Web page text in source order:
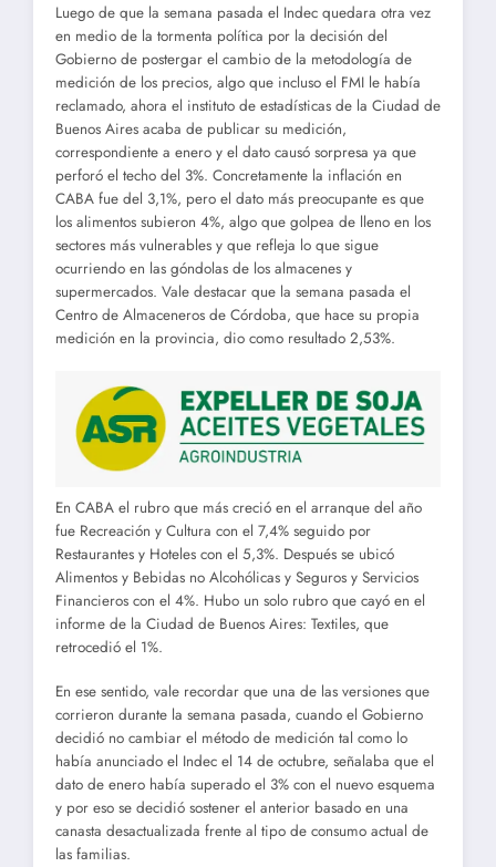
Luego de que la semana pasada el Indec quedara otra vez
en medio de la tormenta política por la decisión del
Gobierno de postergar el cambio de la metodología de
medición de los precios, algo que incluso el FMI le había
reclamado, ahora el instituto de estadísticas de la Ciudad de
Buenos Aires acaba de publicar su medición,
correspondiente a enero y el dato causó sorpresa ya que
perforó el techo del 3%. Concretamente la inflación en
CABA fue del 3,1%, pero el dato más preocupante es que
los alimentos subieron 4%, algo que golpea de lleno en los
sectores más vulnerables y que refleja lo que sigue
ocurriendo en las góndolas de los almacenes y
supermercados. Vale destacar que la semana pasada el
Centro de Almaceneros de Córdoba, que hace su propia
medición en la provincia, dio como resultado 2,53%.
En CABA el rubro que más creció en el arranque del año
fue Recreación y Cultura con el 7,4% seguido por
Restaurantes y Hoteles con el 5,3%. Después se ubicó
Alimentos y Bebidas no Alcohólicas y Seguros y Servicios
Financieros con el 4%. Hubo un solo rubro que cayó en el
informe de la Ciudad de Buenos Aires: Textiles, que
retrocedió el 1%.
En ese sentido, vale recordar que una de las versiones que
corrieron durante la semana pasada, cuando el Gobierno
decidió no cambiar el método de medición tal como lo
había anunciado el Indec el 14 de octubre, señalaba que el
dato de enero había superado el 3% con el nuevo esquema
y por eso se decidió sostener el anterior basado en una
canasta desactualizada frente al tipo de consumo actual de
las familias.